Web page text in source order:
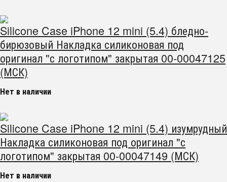
Silicone Case iPhone 12 mini (5.4) бледно-
бирюзовый Накладка силиконовая под
оригинал "с логотипом" закрытая 00-00047125
(МСК)
Нет в наличии
Silicone Case iPhone 12 mini (5.4) изумрудный
Накладка силиконовая под оригинал "с
логотипом" закрытая 00-00047149 (МСК)
Нет в наличии